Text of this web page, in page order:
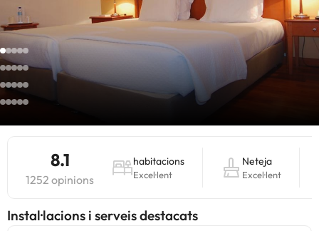
8.1
1252 opinions
habitacions
Excel·lent
Neteja
Excel·lent
Instal·lacions i serveis destacats